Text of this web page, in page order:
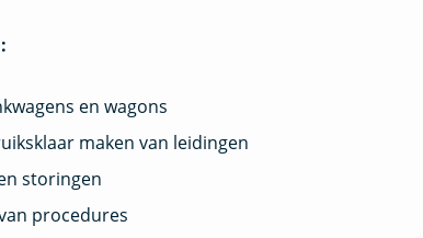
en wagons
maken van leidingen
storingen
procedures